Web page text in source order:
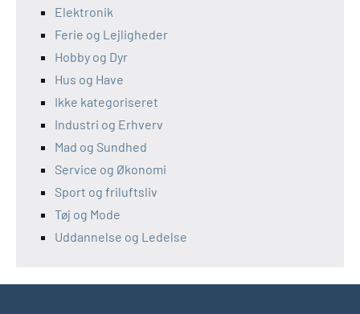
Elektronik
Ferie og Lejligheder
Hobby og Dyr
Hus og Have
Ikke kategoriseret
Industri og Erhverv
Mad og Sundhed
Service og Økonomi
Sport og friluftsliv
Tøj og Mode
Uddannelse og Ledelse